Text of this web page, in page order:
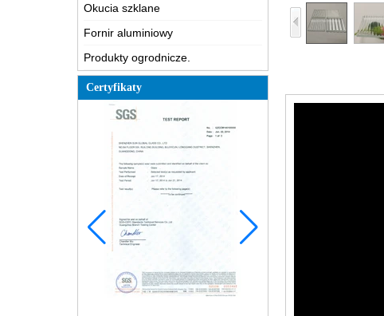
Okucia szklane
Fornir aluminiowy
Produkty ogrodnicze.
Certyfikaty